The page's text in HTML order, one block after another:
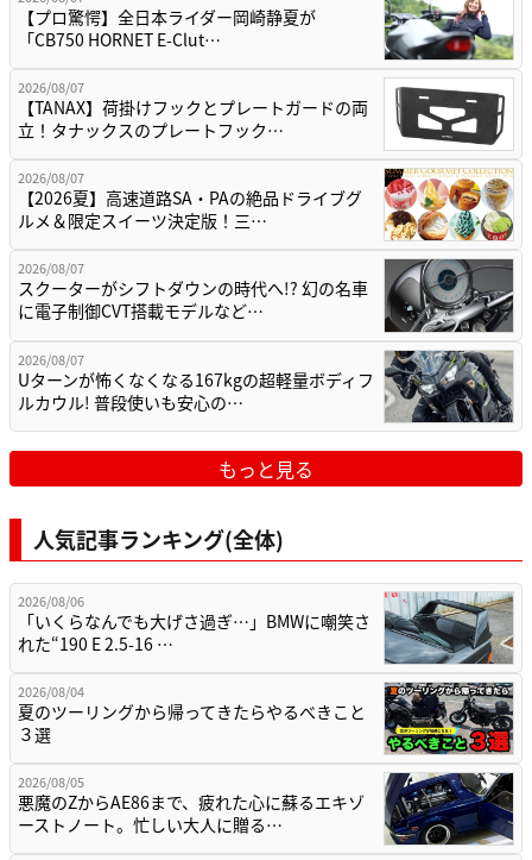
【プロ驚愕】全日本ライダー岡崎静夏が
「CB750 HORNET E-Clut…
2026/08/07
【TANAX】荷掛けフックとプレートガードの両
立！タナックスのプレートフック…
2026/08/07
【2026夏】高速道路SA・PAの絶品ドライブグ
ルメ＆限定スイーツ決定版！三…
2026/08/07
スクーターがシフトダウンの時代へ!? 幻の名車
に電子制御CVT搭載モデルなど…
2026/08/07
Uターンが怖くなくなる167kgの超軽量ボディフ
ルカウル! 普段使いも安心の…
もっと見る
人気記事ランキング(全体)
2026/08/06
「いくらなんでも大げさ過ぎ…」BMWに嘲笑さ
れた“190 E 2.5-16 …
2026/08/04
夏のツーリングから帰ってきたらやるべきこと
３選
2026/08/05
悪魔のZからAE86まで、疲れた心に蘇るエキゾ
ーストノート。忙しい大人に贈る…